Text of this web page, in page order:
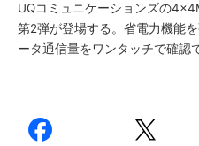
UQコミュニケーションズの
第2弾が登場する。省電力機能
ータ通信量をワンタッチで確認